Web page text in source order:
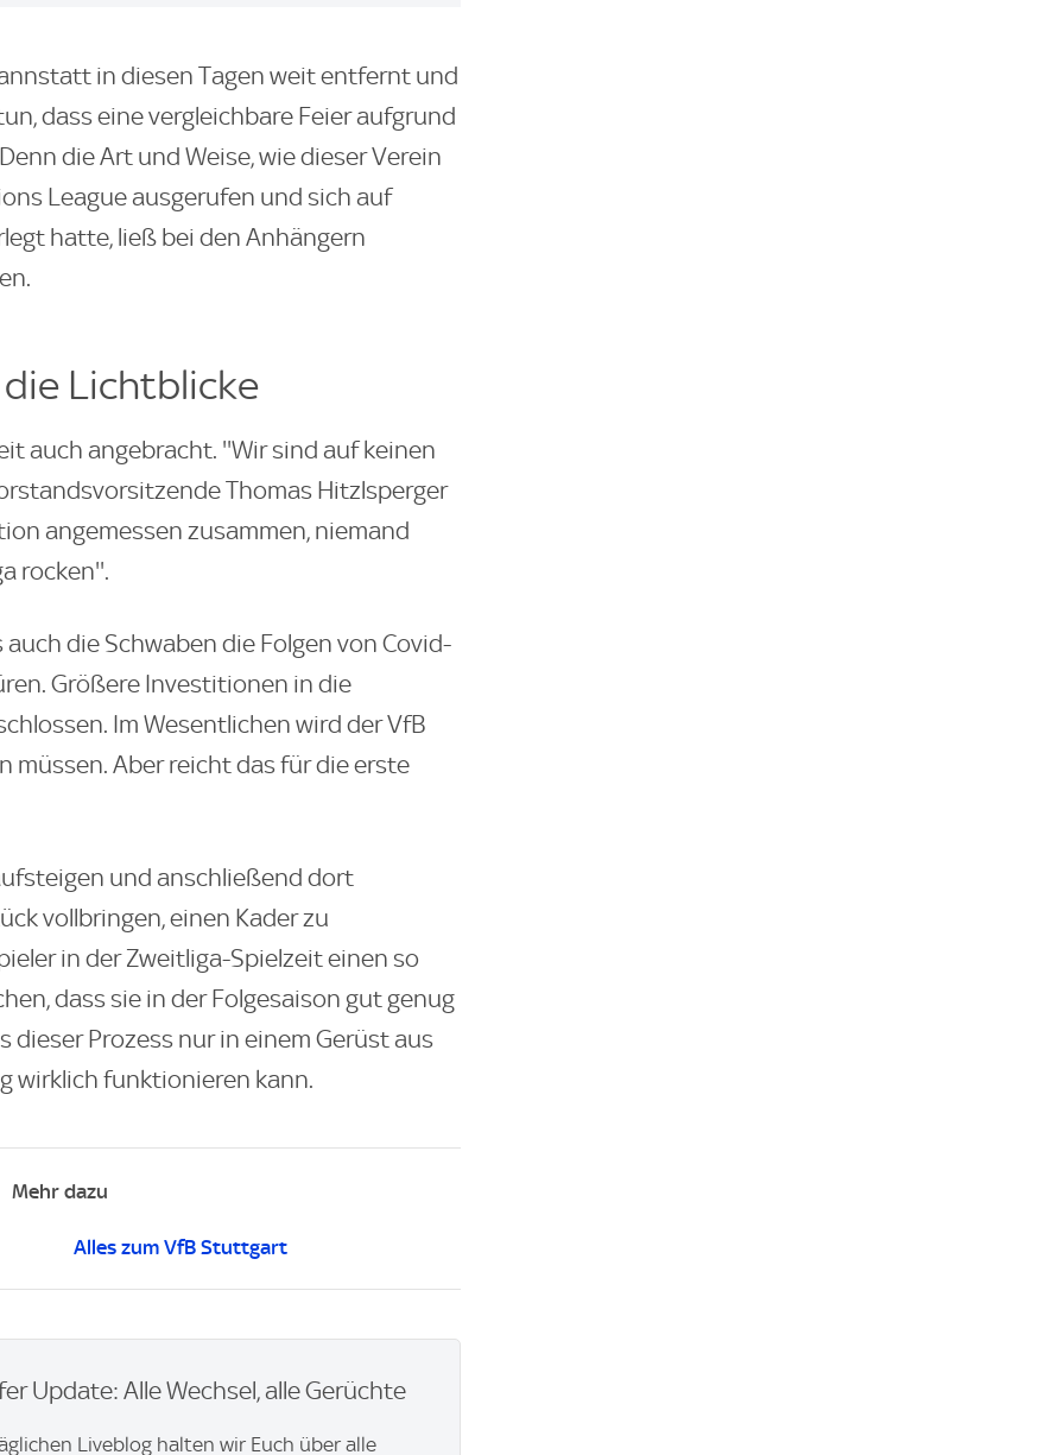
in diesen Tagen weit entfernt und
dass eine vergleichbare Feier aufgrund
die Art und Weise, wie dieser Verein
League ausgerufen und sich auf
hatte, ließ bei den Anhängern
Lichtblicke
auch angebracht. ''Wir sind auf keinen
Thomas Hitzlsperger
angemessen zusammen, niemand
rocken''.
die Schwaben die Folgen von Covid-
Größere Investitionen in die
Im Wesentlichen wird der VfB
müssen. Aber reicht das für die erste
und anschließend dort
vollbringen, einen Kader zu
in der Zweitliga-Spielzeit einen so
dass sie in der Folgesaison gut genug
dieser Prozess nur in einem Gerüst aus
wirklich funktionieren kann.
Mehr dazu
Alles zum VfB Stuttgart
Update: Alle Wechsel, alle Gerüchte
Liveblog halten wir Euch über alle